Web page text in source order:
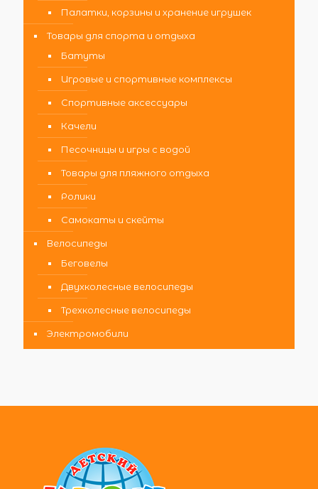
Палатки, корзины и хранение игрушек
Товары для спорта и отдыха
Батуты
Игровые и спортивные комплексы
Спортивные аксессуары
Качели
Песочницы и игры с водой
Товары для пляжного отдыха
Ролики
Самокаты и скейты
Велосипеды
Беговелы
Двухколесные велосипеды
Трехколесные велосипеды
Электромобили